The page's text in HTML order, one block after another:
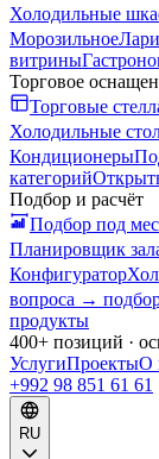
Холодильные
Морозильное
витрины
Торговое
Торговые
Холодильные
Кондиционеры
категорий
Подбор и расчёт
Подбор под
Планировщик
Конфигуратор
вопроса →
продукты
400+ позиций ·
УслугиПроектыО
+992 98 851 61 61
RU